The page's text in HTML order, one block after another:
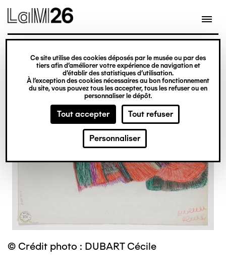
Gestion des cookies
Ce site utilise des cookies déposés par le musée ou par des
tiers afin d’améliorer votre expérience de navigation et
d’établir des statistiques d’utilisation.
À l’exception des cookies nécessaires au bon fonctionnement
du site, vous pouvez tous les accepter, tous les refuser ou en
personnaliser le dépôt.
Tout accepter Tout refuser
Personnaliser
contenu
© Crédit photo : DUBART Cécile